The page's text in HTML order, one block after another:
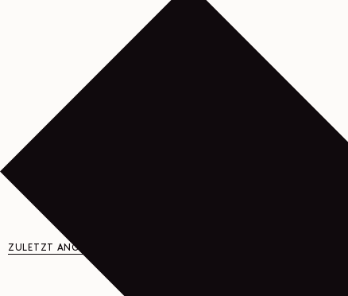
ZULETZT ANGESEHEN